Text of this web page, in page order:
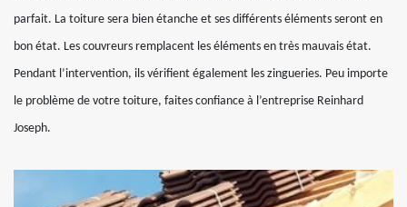
parfait. La toiture sera bien étanche et ses différents éléments seront en
bon état. Les couvreurs remplacent les éléments en très mauvais état.
Pendant l’intervention, ils vérifient également les zingueries. Peu importe
le problème de votre toiture, faites confiance à l’entreprise Reinhard
Joseph.